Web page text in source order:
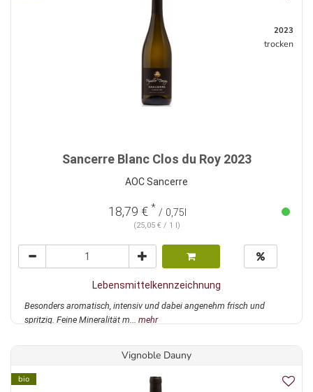
2023
trocken
Sancerre Blanc Clos du Roy 2023
AOC Sancerre
18,79 € * / 0,75l
(25,05 € / 1 l)
Lebensmittelkennzeichnung
Besonders aromatisch, intensiv und dabei angenehm frisch und
spritzig. Feine Mineralität m... mehr
Vignoble Dauny
bio